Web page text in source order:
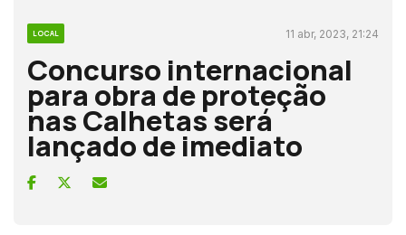
LOCAL 11 abr, 2023, 21:24
Concurso internacional
para obra de proteção
nas Calhetas será
lançado de imediato